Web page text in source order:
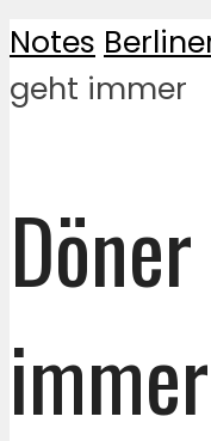
Notes
geht immer
immer